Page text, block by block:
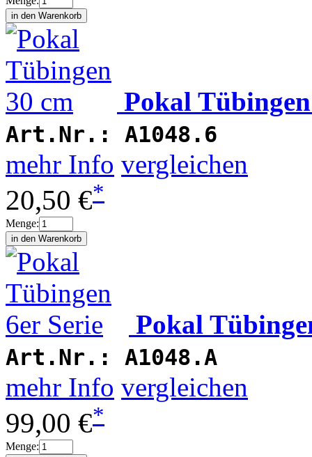
Pokal
Art.Nr.: A1048.6
mehr Info vergleichen
20,50 €*
Menge:
Pokal
Art.Nr.: A1048.A
mehr Info vergleichen
99,00 €*
Menge: